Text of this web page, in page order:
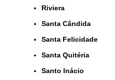
Riviera
Santa Cândida
Santa Felicidade
Santa Quitéria
Santo Inácio